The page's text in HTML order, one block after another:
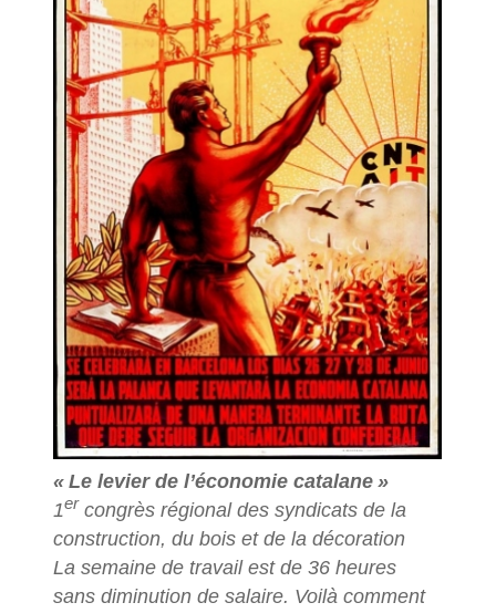
« Le levier de l’économie catalane »
1er congrès régional des syndicats de la
construction, du bois et de la décoration
La semaine de travail est de 36 heures
sans diminution de salaire. Voilà comment